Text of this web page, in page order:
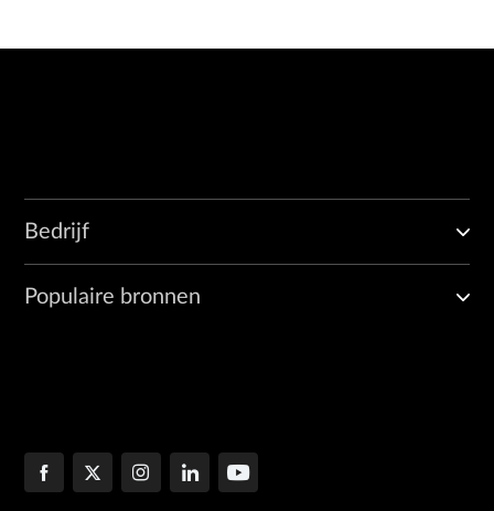
Bedrijf
Populaire bronnen